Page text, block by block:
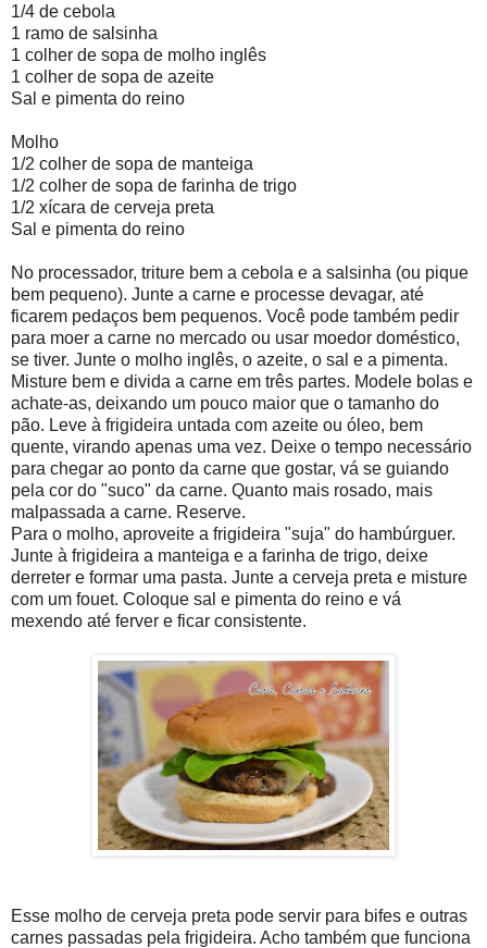
1/4 de cebola
1 ramo de salsinha
1 colher de sopa de molho inglês
1 colher de sopa de azeite
Sal e pimenta do reino
Molho
1/2 colher de sopa de manteiga
1/2 colher de sopa de farinha de trigo
1/2 xícara de cerveja preta
Sal e pimenta do reino
No processador, triture bem a cebola e a salsinha (ou pique
bem pequeno). Junte a carne e processe devagar, até
ficarem pedaços bem pequenos. Você pode também pedir
para moer a carne no mercado ou usar moedor doméstico,
se tiver. Junte o molho inglês, o azeite, o sal e a pimenta.
Misture bem e divida a carne em três partes. Modele bolas e
achate-as, deixando um pouco maior que o tamanho do
pão. Leve à frigideira untada com azeite ou óleo, bem
quente, virando apenas uma vez. Deixe o tempo necessário
para chegar ao ponto da carne que gostar, vá se guiando
pela cor do "suco" da carne. Quanto mais rosado, mais
malpassada a carne. Reserve.
Para o molho, aproveite a frigideira "suja" do hambúrguer.
Junte à frigideira a manteiga e a farinha de trigo, deixe
derreter e formar uma pasta. Junte a cerveja preta e misture
com um fouet. Coloque sal e pimenta do reino e vá
mexendo até ferver e ficar consistente.
Esse molho de cerveja preta pode servir para bifes e outras
carnes passadas pela frigideira. Acho também que funciona